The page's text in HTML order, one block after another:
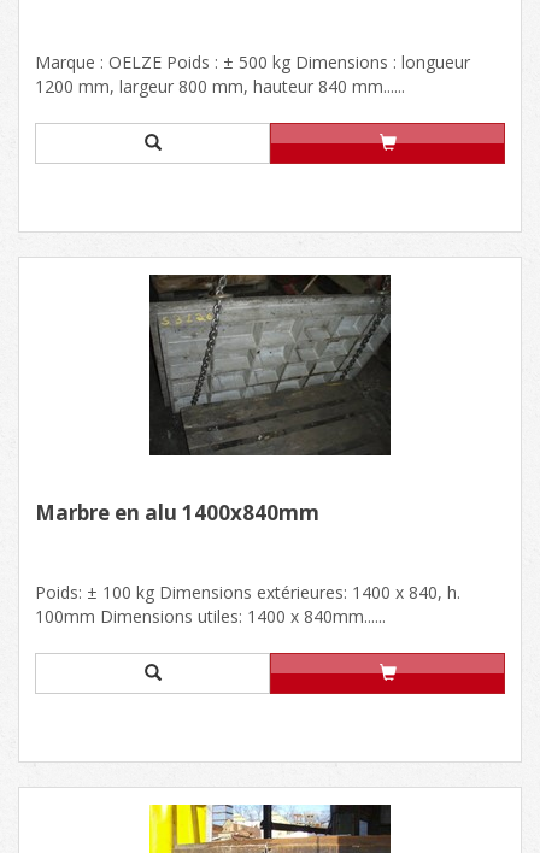
Marque : OELZE Poids : ± 500 kg Dimensions : longueur
1200 mm, largeur 800 mm, hauteur 840 mm......
Marbre en alu 1400x840mm
Poids: ± 100 kg Dimensions extérieures: 1400 x 840, h.
100mm Dimensions utiles: 1400 x 840mm......